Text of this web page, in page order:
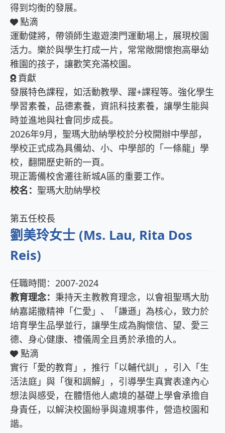
得到均衡的發展。
點滴
運動健將，帶領師生遨遊澳門運動場上，展現校園
活力。樂於與學生打成一片，常常敞開懷抱高舉幼
稚園的孩子，讓歡笑充滿校園。
貢獻
發展特色課程，如活動教學、躍+課程等。強化學生
學習素養，品德素養，資訊科技素養，讓學生能與
時並進地與社會同步成長。
2026年9月，聖瑪大肋納學校於分校開辦中學部，
學校正式成為具備幼、小、中學部的「一條龍」學
校，翻開歷史新的一頁。
現正籌備校舍遷往新城A區的重要工作。
校名： 聖瑪大肋納學校
第五任校長
劉美玲女士 (Ms. Lau, Rita Dos
Reis)
任職時間：2007-2024
教育理念： 秉持天主教教育理念，以會祖聖瑪大肋
納嘉諾撒精神「仁愛」、「謙遜」為核心，致力於
培育學生品學並行，讓學生成為胸懷信、望、愛三
德、身心健康、禮儀周全且勇於承擔的人。
點滴
實行「愛的教育」，推行「以輔代訓」，引入「生
活法庭」與「復和調解」，引導學生真實表達內心
想法與感受，在體悟他人處境的基礎上學會承擔自
身責任，以解決校園紛爭與違規事件，營造校園和
諧。